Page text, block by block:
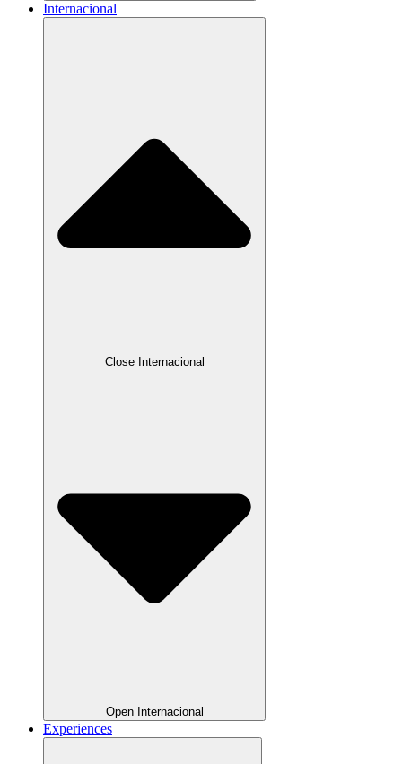
Internacional
Close Internacional
Open Internacional
Experiences